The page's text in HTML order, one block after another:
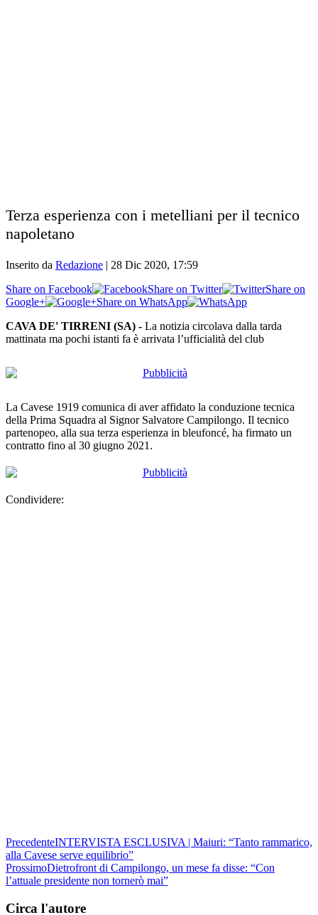
Terza esperienza con i metelliani per il tecnico
napoletano
Inserito da Redazione | 28 Dic 2020, 17:59
Share on Facebook
Share on Twitter
Share on
Google+
Share on WhatsApp
CAVA DE' TIRRENI (SA) - La notizia circolava dalla tarda
mattinata ma pochi istanti fa è arrivata l’ufficialità del club
La Cavese 1919 comunica di aver affidato la conduzione tecnica
della Prima Squadra al Signor Salvatore Campilongo. Il tecnico
partenopeo, alla sua terza esperienza in bleufoncé, ha firmato un
contratto fino al 30 giugno 2021.
Condividere:
PrecedenteINTERVISTA ESCLUSIVA | Maiuri: “Tanto rammarico,
alla Cavese serve equilibrio”
ProssimoDietrofront di Campilongo, un mese fa disse: “Con
l’attuale presidente non tornerò mai”
Circa l'autore